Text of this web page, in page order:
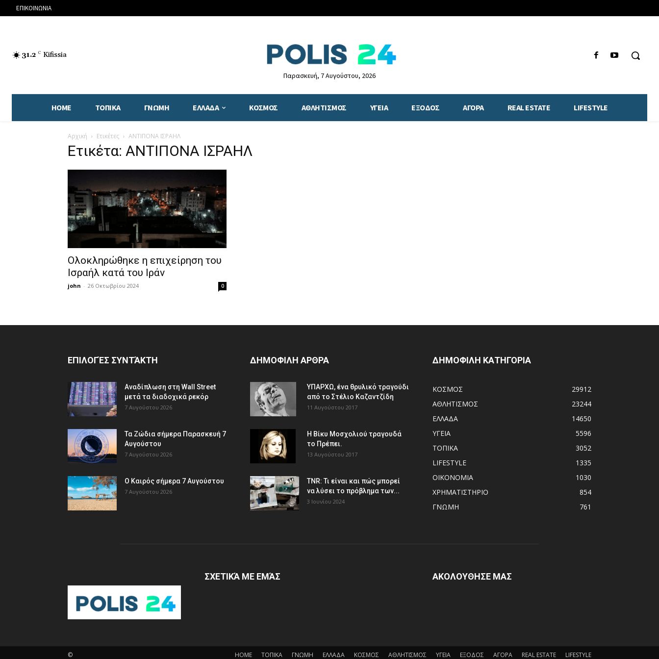
ΕΠΙΚΟΙΝΩΝΙΑ
31.2 C Kifissia
Παρασκευή, 7 Αυγούστου, 2026
HOME ΤΟΠΙΚΑ ΓΝΩΜΗ ΕΛΛΑΔΑ ΚΟΣΜΟΣ ΑΘΛΗΤΙΣΜΟΣ ΥΓΕΙΑ ΕΞΟΔΟΣ ΑΓΟΡΑ REAL ESTATE LIFESTYLE
Αρχική Ετικέτες ΑΝΤΙΠΟΝΑ ΙΣΡΑΗΛ
Ετικέτα: ΑΝΤΙΠΟΝΑ ΙΣΡΑΗΛ
Ολοκληρώθηκε η επιχείρηση του
Ισραήλ κατά του Ιράν
john - 26 Οκτωβρίου 2024 0
ΕΠΙΛΟΓΈΣ ΣΥΝΤΆΚΤΗ
Αναδίπλωση στη Wall Street
μετά τα διαδοχικά ρεκόρ
7 Αυγούστου 2026
Τα Ζώδια σήμερα Παρασκευή 7
Αυγούστου
7 Αυγούστου 2026
Ο Καιρός σήμερα 7 Αυγούστου
7 Αυγούστου 2026
ΔΗΜΟΦΙΛΗ ΑΡΘΡΑ
ΥΠΑΡΧΩ, ένα θρυλικό τραγούδι
από το Στέλιο Καζαντζίδη
11 Αυγούστου 2017
Η Βίκυ Μοσχολιού τραγουδά
το Πρέπει.
13 Αυγούστου 2017
TNR: Τι είναι και πώς μπορεί
να λύσει το πρόβλημα των...
3 Ιουνίου 2024
ΔΗΜΟΦΙΛΗ ΚΑΤΗΓΟΡΙΑ
ΚΟΣΜΟΣ
29912
ΑΘΛΗΤΙΣΜΟΣ
23244
ΕΛΛΑΔΑ
14650
ΥΓΕΙΑ
5596
ΤΟΠΙΚΑ
3052
LIFESTYLE
1335
ΟΙΚΟΝΟΜΙΑ
1030
ΧΡΗΜΑΤΙΣΤΗΡΙΟ
854
ΓΝΩΜΗ
761
ΣΧΕΤΙΚΆ ΜΕ ΕΜΆΣ ΑΚΟΛΟΥΘΗΣΕ ΜΑΣ
HOME ΤΟΠΙΚΑ ΓΝΩΜΗ ΕΛΛΑΔΑ ΚΟΣΜΟΣ ΑΘΛΗΤΙΣΜΟΣ ΥΓΕΙΑ ΕΞΟΔΟΣ ΑΓΟΡΑ REAL ESTATE LIFESTYLE
©